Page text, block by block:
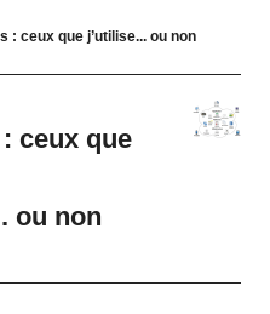
: ceux que j’utilise... ou non
ceux que
ou non